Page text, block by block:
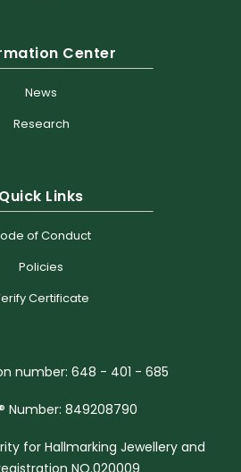
Center
News
Research
Quick Links
of Conduct
Policies
Certificate
number: 648 - 401 - 685
Number: 849208790
for Hallmarking Jewellery and